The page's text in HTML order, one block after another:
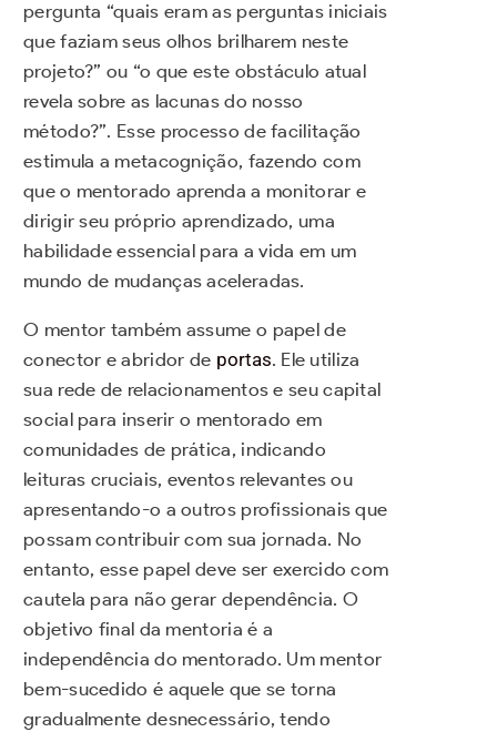
pergunta “quais eram as perguntas iniciais
que faziam seus olhos brilharem neste
projeto?” ou “o que este obstáculo atual
revela sobre as lacunas do nosso
método?”. Esse processo de facilitação
estimula a metacognição, fazendo com
que o mentorado aprenda a monitorar e
dirigir seu próprio aprendizado, uma
habilidade essencial para a vida em um
mundo de mudanças aceleradas.
O mentor também assume o papel de
conector e abridor de portas. Ele utiliza
sua rede de relacionamentos e seu capital
social para inserir o mentorado em
comunidades de prática, indicando
leituras cruciais, eventos relevantes ou
apresentando-o a outros profissionais que
possam contribuir com sua jornada. No
entanto, esse papel deve ser exercido com
cautela para não gerar dependência. O
objetivo final da mentoria é a
independência do mentorado. Um mentor
bem-sucedido é aquele que se torna
gradualmente desnecessário, tendo